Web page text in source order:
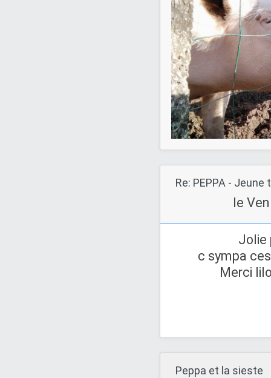
Re: PEPPA - Jeune
le
Jolie
c sympa
Merci
Peppa et la sieste